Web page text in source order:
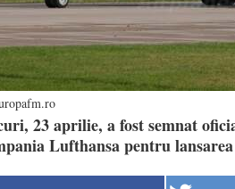
23 aprilie, a fost semnat
Lufthansa pentru